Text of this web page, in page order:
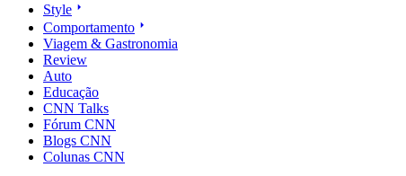
Style
Comportamento
Viagem & Gastronomia
Review
Auto
Educação
CNN Talks
Fórum CNN
Blogs CNN
Colunas CNN